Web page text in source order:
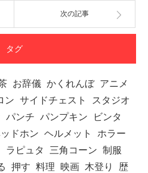
次の記事
タグ
お辞儀 かくれんぼ アニメ
ン サイドチェスト
スタジオ
パンチ パンプキン
ビンタ
ドホン ヘルメット
ホラー
ラピュタ 三角コーン 制服
押す 料理 映画 木登り
歴